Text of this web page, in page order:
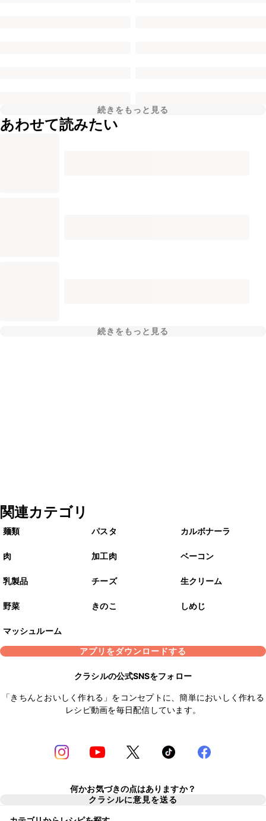
続きをもっと見る
あわせて読みたい
続きをもっと見る
関連カテゴリ
麺類 パスタ カルボナーラ
肉 加工肉 ベーコン
乳製品 チーズ 生クリーム
野菜 きのこ しめじ
マッシュルーム
アプリをダウンロードする
クラシルの公式SNSをフォロー
「きちんとおいしく作れる」をコンセプトに、簡単においしく作れる
レシピ動画を毎日配信しています。
何かお気づきの点はありますか？
クラシルに意見を送る